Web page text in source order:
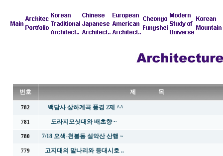
번호 제 목
782 백담사 상하계곡 풍경 2제 ^^
781 도라지모싯대와 배초향 ~
780 7/18 오색-천불동 설악산 산행 ~
779 고지대의 말나리와 등대시호 ..